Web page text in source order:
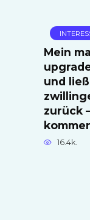
Mein
und
zurück
16.4k.